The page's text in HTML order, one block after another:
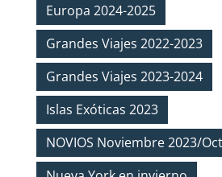
Europa 2024-2025
Grandes Viajes 2022-2023
Grandes Viajes 2023-2024
Islas Exóticas 2023
NOVIOS Noviembre 2023/